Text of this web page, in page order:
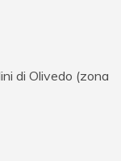
di Olivedo (zona